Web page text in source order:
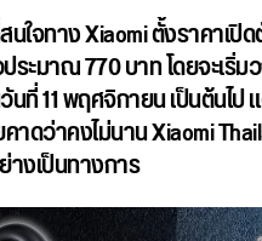
ใจทาง Xiaomi ตั้งราคาเปิ
ระมาณ 770 บาท โดยจะเริ่ม
นที่ 11 พฤศจิกายน เป็นต้นไป
คาดว่าคงไม่นาน Xiaomi
งเป็นทางการ